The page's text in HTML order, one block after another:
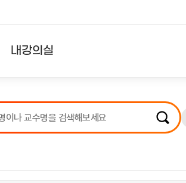
내강의실
강의리스트
수강확인증강의